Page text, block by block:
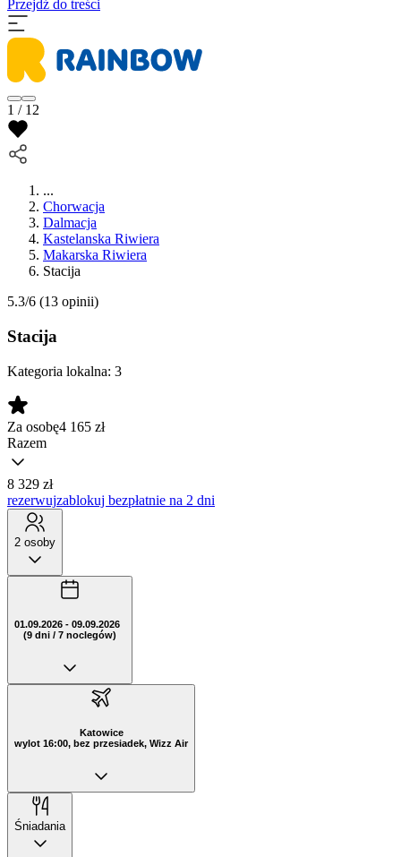
Przejdź do treści
1 / 12
...
Chorwacja
Dalmacja
Kastelanska Riwiera
Makarska Riwiera
Stacija
5.3/6 (13 opinii)
Stacija
Kategoria lokalna: 3
Za osobę4 165 zł
Razem
8 329 zł
rezerwujzablokuj bezpłatnie na 2 dni
2 osoby
01.09.2026 - 09.09.2026
(9 dni / 7 noclegów)
Katowice
wylot 16:00, bez przesiadek, Wizz Air
Śniadania